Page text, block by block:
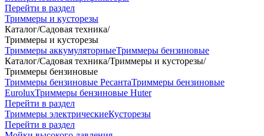
Перейти в раздел
Триммеры и кусторезы
Каталог/Садовая техника/
Триммеры и кусторезы
Триммеры аккумуляторныеТриммеры бензиновые
Каталог/Садовая техника/Триммеры и кусторезы/
Триммеры бензиновые
Триммеры бензиновые РесантаТриммеры бензиновые
EuroluxТриммеры бензиновые Huter
Перейти в раздел
Триммеры электрическиеКусторезы
Перейти в раздел